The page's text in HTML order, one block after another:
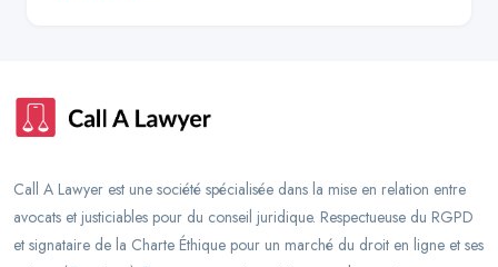
Call A Lawyer est une société spécialisée dans la mise en relation entre
avocats et justiciables pour du conseil juridique. Respectueuse du RGPD
et signataire de la Charte Éthique pour un marché du droit en ligne et ses